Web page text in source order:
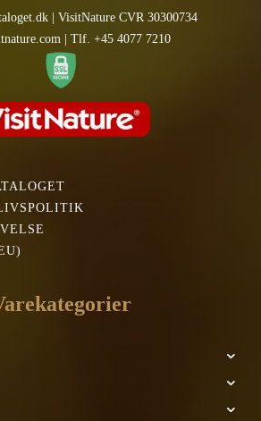
| VisitNature CVR 30300734
| Tlf. +45 4077 7210